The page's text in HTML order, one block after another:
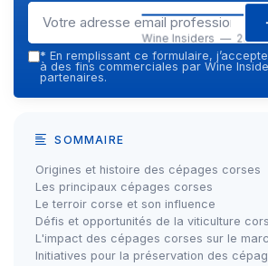
Wine Insiders — 2026
* En remplissant ce formulaire,
à des fins commerciales par Wine
partenaires.
SOMMAIRE
Origines et histoire des cépages corses
Les principaux cépages corses
Le terroir corse et son influence
Défis et opportunités de la viticulture
L'impact des cépages corses sur le
Initiatives pour la préservation des